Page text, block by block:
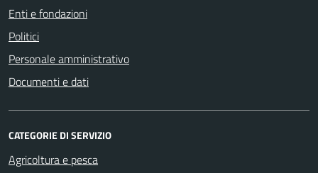
Enti e fondazioni
Politici
Personale amministrativo
Documenti e dati
CATEGORIE DI SERVIZIO
Agricoltura e pesca